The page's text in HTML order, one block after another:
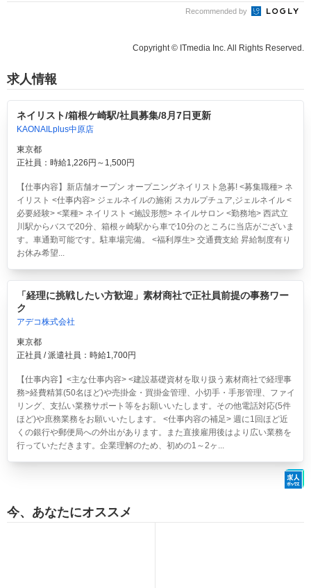
Recommended by
Copyright © ITmedia Inc. All Rights Reserved.
求人情報
ネイリスト/箱根ケ崎駅/社員募集/8月7日更新
KAONAILplus中原店
東京都
正社員：時給1,226円～1,500円
【仕事内容】新店舗オープン オープニングネイリスト急募! <募集職種> ネ
イリスト <仕事内容> ジェルネイルの施術 スカルプチュア,ジェルネイル <
必要経験> <業種> ネイリスト <施設形態> ネイルサロン <勤務地> 西武立
川駅からバスで20分、箱根ヶ崎駅から車で10分のところに当店がございま
す。車通勤可能です。駐車場完備。 <福利厚生> 交通費支給 昇給制度有り
お休み希望...
「経理に挑戦したい方歓迎」素材商社で正社員前提の事務ワー
ク
アデコ株式会社
東京都
正社員 / 派遣社員：時給1,700円
【仕事内容】<主な仕事内容> <建設基礎資材を取り扱う素材商社で経理事
務>経費精算(50名ほど)や売掛金・買掛金管理、小切手・手形管理、ファイ
リング、支払い業務サポート等をお願いいたします。その他電話対応(5件
ほど)や庶務業務をお願いいたします。 <仕事内容の補足> 週に1回ほど近
くの銀行や郵便局への外出があります。また直接雇用後はより広い業務を
行っていただきます。企業理解のため、初めの1～2ヶ...
今、あなたにオススメ